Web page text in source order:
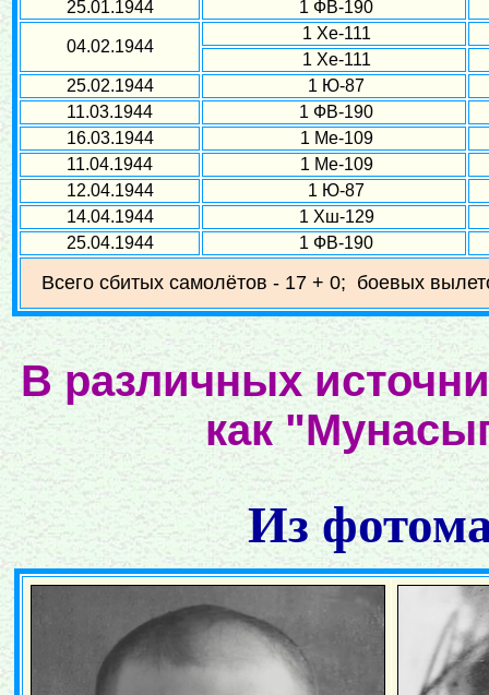
25.01.1944 1 ФВ-190
04.02.1944
1 Хе-111
1 Хе-111
25.02.1944
1 Ю-87
11.03.1944
1 ФВ-190
16.03.1944
1 Ме-109
11.04.1944
1 Ме-109
12.04.1944
1 Ю-87
14.04.1944
1 Хш-129
25.04.1944
1 ФВ-190
Всего сбитых самолётов - 17 + 0; боевых
В различных
как
Из